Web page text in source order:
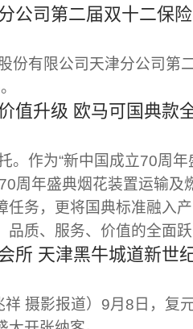
公司第二届双十二保
份有限公司天津分公司第
值升级 欧马可国典款
。作为“新中国成立70周
周年盛典烟花装置运输及
任务，更将国典标准融入
品质、服务、价值的全面
所 天津黑牛城道新世
祥 摄影报道）9月8日，复